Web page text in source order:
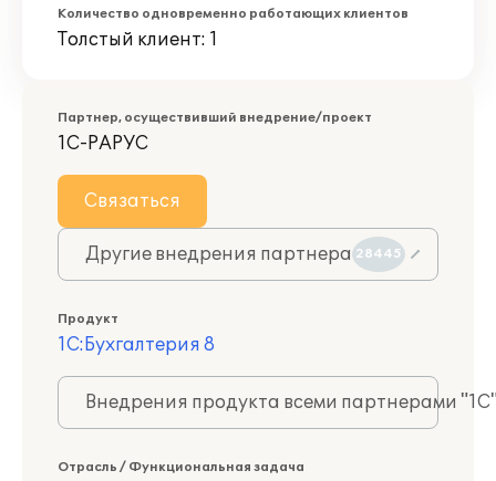
Количество одновременно работающих клиентов
Толстый клиент: 1
Партнер, осуществивший внедрение/проект
1С-РАРУС
Связаться
Другие внедрения партнера 28445
Продукт
1С:Бухгалтерия 8
Внедрения продукта всеми партнерами
Отрасль / Функциональная задача